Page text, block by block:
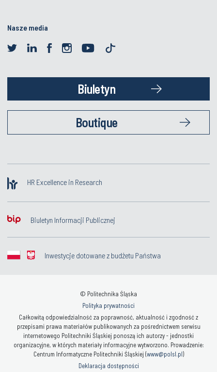
Nasze media
Biuletyn
Boutique
HR Excellence in Research
Biuletyn Informacji Publicznej
Inwestycje dotowane z budżetu Państwa
© Politechnika Śląska
Polityka prywatności
Całkowitą odpowiedzialność za poprawność, aktualność i zgodność z
przepisami prawa materiałów publikowanych za pośrednictwem serwisu
internetowego Politechniki Śląskiej ponoszą ich autorzy - jednostki
organizacyjne, w których materiały informacyjne wytworzono. Prowadzenie:
Centrum Informatyczne Politechniki Śląskiej (www@polsl.pl)
Deklaracja dostępności